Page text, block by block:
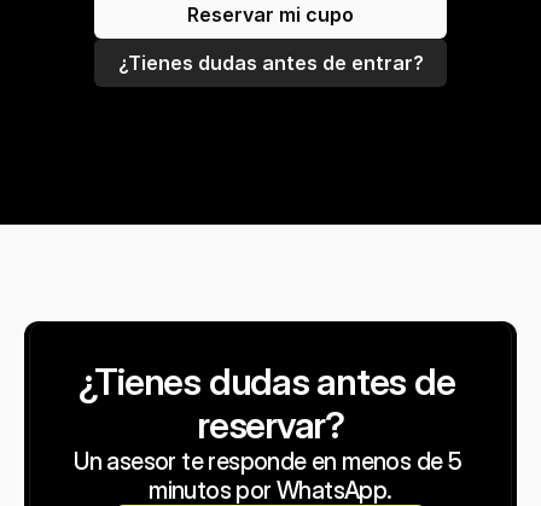
Reservar mi cupo
¿Tienes dudas antes de entrar?
¿Tienes dudas antes de
reservar?
Un asesor te responde en menos de 5
minutos por WhatsApp.